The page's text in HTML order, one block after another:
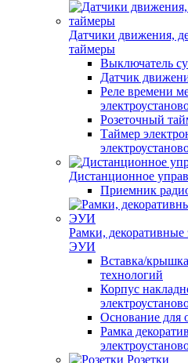
Датчики движения,
таймеры
Выключатель
Датчик
Реле времени
Розеточный
Таймер
Дистанционное
Приемник
Рамки, декоративные
ЭУИ
Вставка/
технологий
Корпус
Основание для
Рамка
Розетки